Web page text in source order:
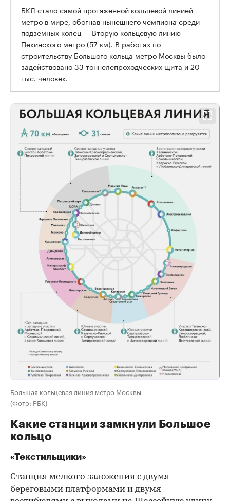
БКЛ стало самой протяженной кольцевой линией
метро в мире, обогнав нынешнего чемпиона среди
подземных колец — Вторую кольцевую линию
Пекинского метро (57 км). В работах по
строительству Большого кольца метро Москвы было
задействовано 33 тоннелепроходческих щита и 20
тыс. человек.
Большая кольцевая линия метро Москвы
(Фото: РБК)
Какие станции замкнули Большое
кольцо
«Текстильщики»
Станция мелкого заложения с двумя
береговыми платформами и двумя